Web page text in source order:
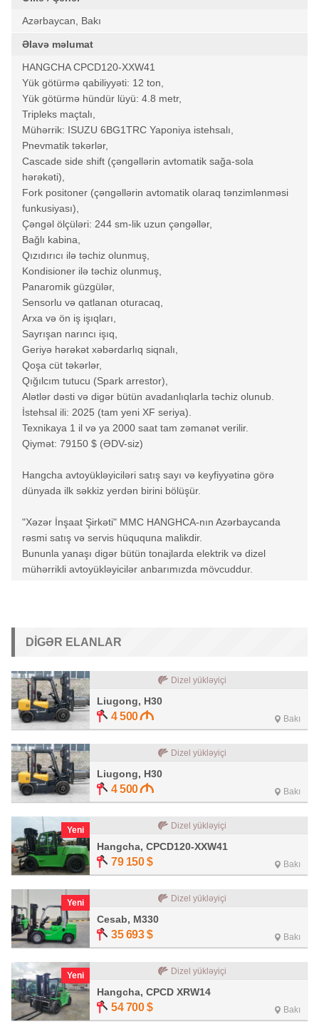
Azərbaycan, Bakı
Əlavə məlumat
HANGCHA CPCD120-XXW41
Yük götürmə qabiliyyəti: 12 ton,
Yük götürmə hündür lüyü: 4.8 metr,
Tripleks maçtalı,
Mühərrik: ISUZU 6BG1TRC Yaponiya istehsalı,
Pnevmatik təkərlər,
Cascade side shift (çəngəllərin avtomatik sağa-sola
hərəkəti),
Fork positoner (çəngəllərin avtomatik olaraq tənzimlənməsi
funkusiyası),
Çəngəl ölçüləri: 244 sm-lik uzun çəngəllər,
Bağlı kabina,
Qızıdırıcı ilə təchiz olunmuş,
Kondisioner ilə təchiz olunmuş,
Panaromik güzgülər,
Sensorlu və qatlanan oturacaq,
Arxa və ön iş işıqları,
Sayrışan narıncı işıq,
Geriyə hərəkət xəbərdarlıq siqnalı,
Qoşa cüt təkərlər,
Qığılcım tutucu (Spark arrestor),
Alətlər dəsti və digər bütün avadanlıqlarla təchiz olunub.
İstehsal ili: 2025 (tam yeni XF seriya).
Texnikaya 1 il və ya 2000 saat tam zəmanət verilir.
Qiymət: 79150 $ (ƏDV-siz)
Hangcha avtoyükləyiciləri satış sayı və keyfiyyətinə görə
dünyada ilk səkkiz yerdən birini bölüşür.
"Xəzər İnşaat Şirkəti" MMC HANGHCA-nın Azərbaycanda
rəsmi satış və servis hüququna malikdir.
Bununla yanaşı digər bütün tonajlarda elektrik və dizel
mühərrikli avtoyükləyicilər anbarımızda mövcuddur.
DIGƏR ELANLAR
Dizel yükləyiçi
Liugong, H30
4 500 Bakı
Dizel yükləyiçi
Liugong, H30
4 500 Bakı
Yeni Dizel yükləyiçi
Hangcha, CPCD120-XXW41
79 150 $ Bakı
Yeni Dizel yükləyiçi
Cesab, M330
35 693 $ Bakı
Yeni Dizel yükləyiçi
Hangcha, CPCD XRW14
54 700 $ Bakı